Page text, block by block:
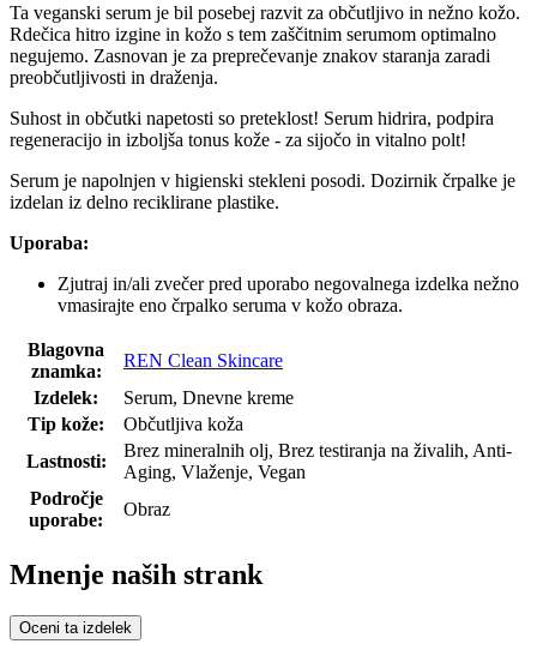
Ta veganski serum je bil posebej razvit za občutljivo in nežno kožo.
Rdečica hitro izgine in kožo s tem zaščitnim serumom optimalno
negujemo. Zasnovan je za preprečevanje znakov staranja zaradi
preobčutljivosti in draženja.
Suhost in občutki napetosti so preteklost! Serum hidrira, podpira
regeneracijo in izboljša tonus kože - za sijočo in vitalno polt!
Serum je napolnjen v higienski stekleni posodi. Dozirnik črpalke je
izdelan iz delno reciklirane plastike.
Uporaba:
Zjutraj in/ali zvečer pred uporabo negovalnega izdelka nežno
vmasirajte eno črpalko seruma v kožo obraza.
Blagovna
znamka:
REN Clean Skincare
Izdelek:
Serum, Dnevne kreme
Tip kože:
Občutljiva koža
Lastnosti:
Brez mineralnih olj, Brez testiranja na živalih, Anti-
Aging, Vlaženje, Vegan
Področje
uporabe:
Obraz
Mnenje naših strank
Oceni ta izdelek